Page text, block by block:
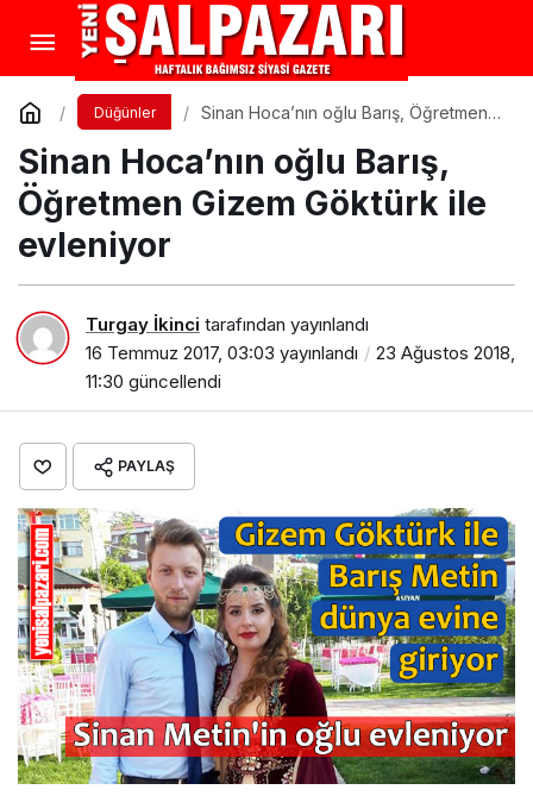
Düğünler
Sinan Hoca’nın oğlu Barış, Öğretmen
Sinan Hoca’nın oğlu Barış,
Öğretmen Gizem Göktürk ile
evleniyor
Turgay İkinci tarafından yayınlandı
16 Temmuz 2017, 03:03 yayınlandı
23 Ağustos 2018,
11:30 güncellendi
PAYLAŞ